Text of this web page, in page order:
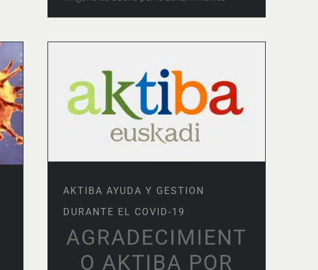
AKTIBA AYUDA Y GESTION
DURANTE EL COVID-19
AKTIBA AYUDA Y GESTION
DURANTE EL COVID-19
AGRADECIMIENT
O AKTIBA POR